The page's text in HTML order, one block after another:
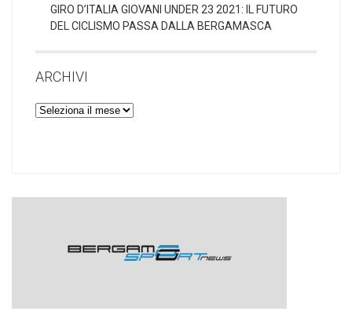
GIRO D’ITALIA GIOVANI UNDER 23 2021: IL FUTURO
DEL CICLISMO PASSA DALLA BERGAMASCA
ARCHIVI
Archivi